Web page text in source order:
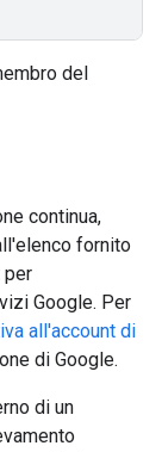
del
continua,
fornito
per
Google. Per
all'account di
di Google.
di un